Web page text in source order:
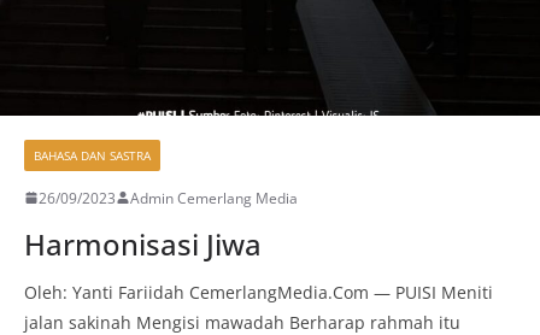
BAHASA DAN SASTRA
26/09/2023 Admin Cemerlang Media
Harmonisasi Jiwa
Oleh: Yanti Fariidah CemerlangMedia.Com — PUISI Meniti
jalan sakinah Mengisi mawadah Berharap rahmah itu